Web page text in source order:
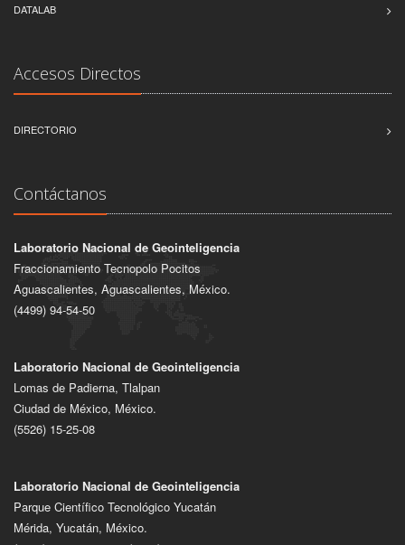
DATALAB
Accesos Directos
DIRECTORIO
Contáctanos
Laboratorio Nacional de Geointeligencia
Fraccionamiento Tecnopolo Pocitos
Aguascalientes, Aguascalientes, México.
(4499) 94-54-50
Laboratorio Nacional de Geointeligencia
Lomas de Padierna, Tlalpan
Ciudad de México, México.
(5526) 15-25-08
Laboratorio Nacional de Geointeligencia
Parque Científico Tecnológico Yucatán
Mérida, Yucatán, México.